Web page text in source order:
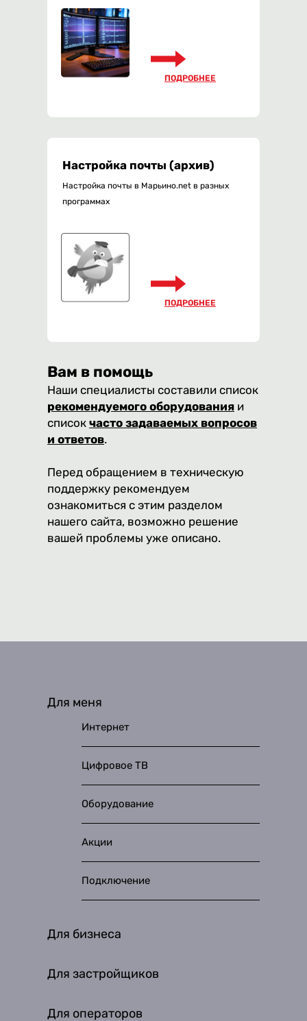
ПОДРОБНЕЕ
Настройка почты (архив)
Настройка почты в Марьино.net в разных
программах
ПОДРОБНЕЕ
Вам в помощь
Наши специалисты составили список
рекомендуемого оборудования и
список часто задаваемых вопросов
и ответов.
Перед обращением в техническую
поддержку рекомендуем
ознакомиться с этим разделом
нашего сайта, возможно решение
вашей проблемы уже описано.
Для меня
Интернет
Цифровое ТВ
Оборудование
Акции
Подключение
Для бизнеса
Для застройщиков
Для операторов